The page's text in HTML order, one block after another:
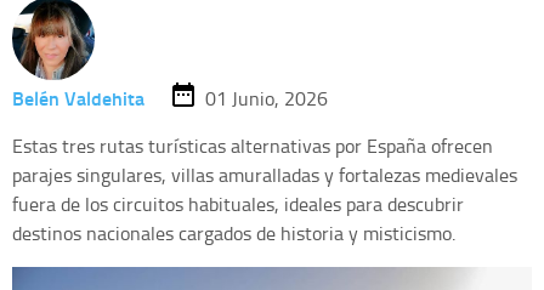
Belén Valdehita
01 Junio, 2026
Estas tres rutas turísticas alternativas por España ofrecen
parajes singulares, villas amuralladas y fortalezas medievales
fuera de los circuitos habituales, ideales para descubrir
destinos nacionales cargados de historia y misticismo.